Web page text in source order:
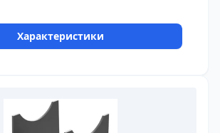
Характеристики